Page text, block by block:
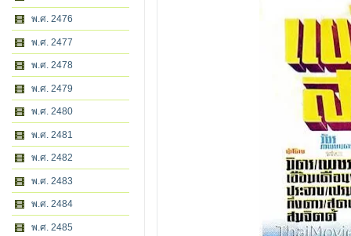
พ.ศ. 2476
พ.ศ. 2477
พ.ศ. 2478
พ.ศ. 2479
พ.ศ. 2480
พ.ศ. 2481
พ.ศ. 2482
พ.ศ. 2483
พ.ศ. 2484
พ.ศ. 2485